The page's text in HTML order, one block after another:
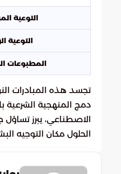
التوعية
التوعية
المطبوعات
تجسد هذه المبادرات
دمج المنهجية الشرعية
الاصطناعي، يبرز
الحلول مكان التوجيه